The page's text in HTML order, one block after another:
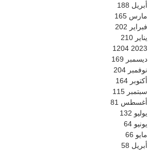
أبريل 188
مارس 165
فبراير 202
يناير 210
2023
1204
ديسمبر 169
نوفمبر 204
أكتوبر 164
سبتمبر 115
أغسطس 81
يوليو 132
يونيو 64
مايو 66
أبريل 58